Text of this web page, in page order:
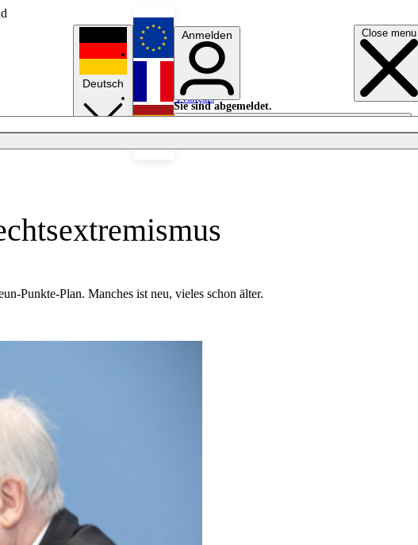
Close menu
Deutsch
English
Français
Anmelden
Sie sind abgemeldet.
Anmelden
Licht aus
Punkte-Plan. Manches ist neu, vieles schon älter.